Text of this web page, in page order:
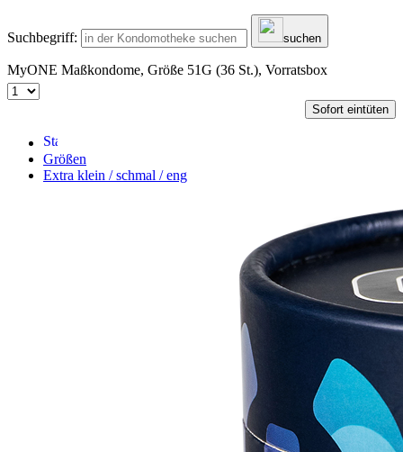
Suchbegriff: suchen
MyONE Maßkondome, Größe 51G (36 St.), Vorratsbox
Sofort eintüten
Größen
Extra klein / schmal / eng